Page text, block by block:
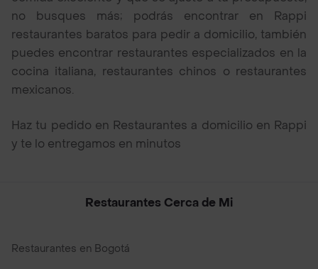
no busques más; podrás encontrar en Rappi
restaurantes baratos para pedir a domicilio, también
puedes encontrar restaurantes especializados en la
cocina italiana, restaurantes chinos o restaurantes
mexicanos.
Haz tu pedido en Restaurantes a domicilio en Rappi
y te lo entregamos en minutos
Restaurantes Cerca de Mi
Restaurantes en Bogotá